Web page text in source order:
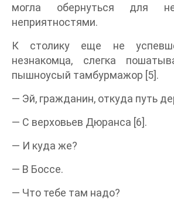
могла обернуться для
неприятностями.
К столику еще не
незнакомца, слегка
пышноусый тамбурмажор [5].
— Эй, гражданин, откуда путь
— С верховьев Дюранса [6].
— И куда же?
— В Боссе.
— Что тебе там надо?